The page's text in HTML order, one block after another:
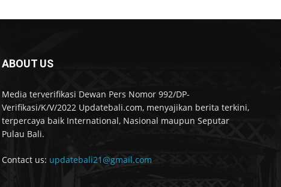
ABOUT US
Media terverifikasi Dewan Pers Nomor 992/DP-
Verifikasi/K/V/2022 Updatebali.com, menyajikan berita terkini,
terpercaya baik International, Nasional maupun Seputar
Pulau Bali.
Contact us: updatebali21@gmail.com